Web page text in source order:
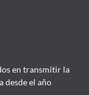
en transmitir la
desde el año